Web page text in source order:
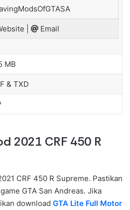
| Email
MB
& TXD
2021 CRF 450 R
CRF 450 R Supreme. Pastikan
GTA San Andreas. Jika
download GTA Lite Full Motor